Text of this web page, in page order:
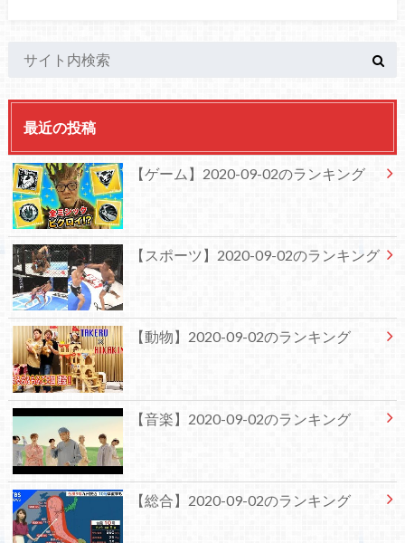
最近の投稿
【ゲーム】2020-09-02のランキング
【スポーツ】2020-09-02のランキング
【動物】2020-09-02のランキング
【音楽】2020-09-02のランキング
【総合】2020-09-02のランキング